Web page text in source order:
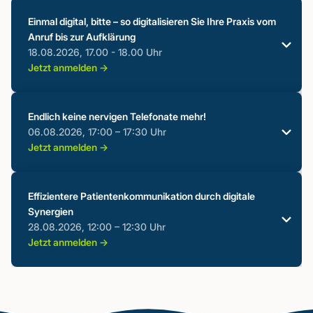
Q&A-Session
Jetzt zum Webinar anmelden ->
Nahtlose Verbindung der Systeme
Herausforderungen & Lösungen
Q&A-Session
VP Revenue
Zahnarztpraxis
Wie Praxismanager:innen durch digitale Tools
entlastet werden
Jetzt zum Webinar anmelden ->
Einmal digital, bitte – so digitalisieren Sie Ihre Praxis vom
Anruf bis zur Aufklärung
18.08.2026, 17.00 - 18.00 Uhr
Jetzt anmelden ->
Mareike Tatic
Patientenaufnahme ohne Papier
Kommunikation ohne Telefonstress
Einblick in unsere Tools – live & ehrlich
Endlich keine nervigen Telefonate mehr!
06.08.2026, 17:00 – 17:30 Uhr
Jetzt anmelden ->
VP Revenue
Effizientere Patientenkommunikation durch digitale
Synergien
28.08.2026, 12:00 – 12:30 Uhr
Jetzt anmelden ->
Mareike Tatic